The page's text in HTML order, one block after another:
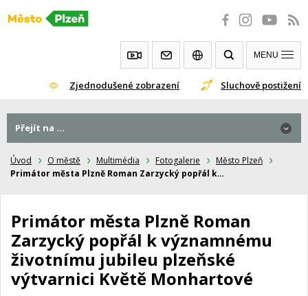
Přeskočit
Zjednodušené zobrazení Sluchově postižení
MENU
Úvod O městě Multimédia Fotogalerie
Město Plzeň
Primátor města Plzně Roman Zarzycký popřál k…
Primátor města Plzně Roman
Zarzycký popřál k významnému
životnímu jubileu plzeňské
výtvarnici Květě Monhartové
Přejít na ...
Přejít na ...